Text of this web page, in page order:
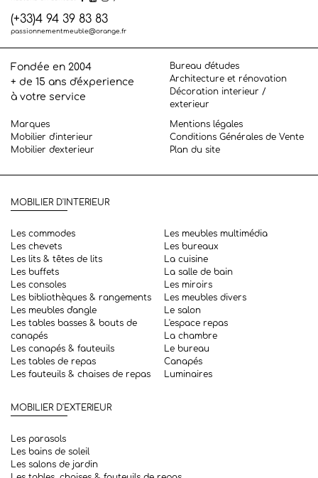
(+33)4 94 39 83 83
passionnementmeuble@orange.fr
Fondée en 2004
+ de 15 ans d'éxperience
à votre service
Bureau d'études
Architecture et rénovation
Décoration interieur /
exterieur
Marques
Mobilier d'interieur
Mobilier d'exterieur
Mentions légales
Conditions Générales de Vente
Plan du site
MOBILIER D'INTERIEUR
Les commodes
Les chevets
Les lits & têtes de lits
Les buffets
Les consoles
Les bibliothèques & rangements
Les meubles d'angle
Les tables basses & bouts de
canapés
Les canapés & fauteuils
Les tables de repas
Les fauteuils & chaises de repas
Les meubles multimédia
Les bureaux
La cuisine
La salle de bain
Les miroirs
Les meubles divers
Le salon
L'espace repas
La chambre
Le bureau
Canapés
Luminaires
MOBILIER D'EXTERIEUR
Les parasols
Les bains de soleil
Les salons de jardin